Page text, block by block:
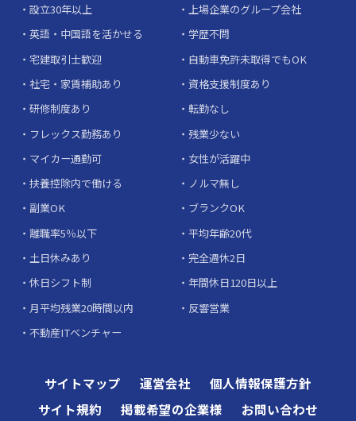
設立30年以上
上場企業のグループ会社
英語・中国語を活かせる
学歴不問
宅建取引士歓迎
自動車免許未取得でもOK
社宅・家賃補助あり
資格支援制度あり
研修制度あり
転勤なし
フレックス勤務あり
残業少ない
マイカー通勤可
女性が活躍中
扶養控除内で働ける
ノルマ無し
副業OK
ブランクOK
離職率5％以下
平均年齢20代
土日休みあり
完全週休2日
休日シフト制
年間休日120日以上
月平均残業20時間以内
反響営業
不動産ITベンチャー
サイトマップ 運営会社
個人情報保護方針
サイト規約
掲載希望の企業様 お問い合わせ